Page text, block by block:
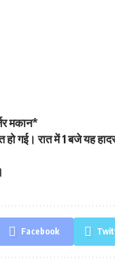
मकान*
गई। रात में 1 बजे यह
Facebook